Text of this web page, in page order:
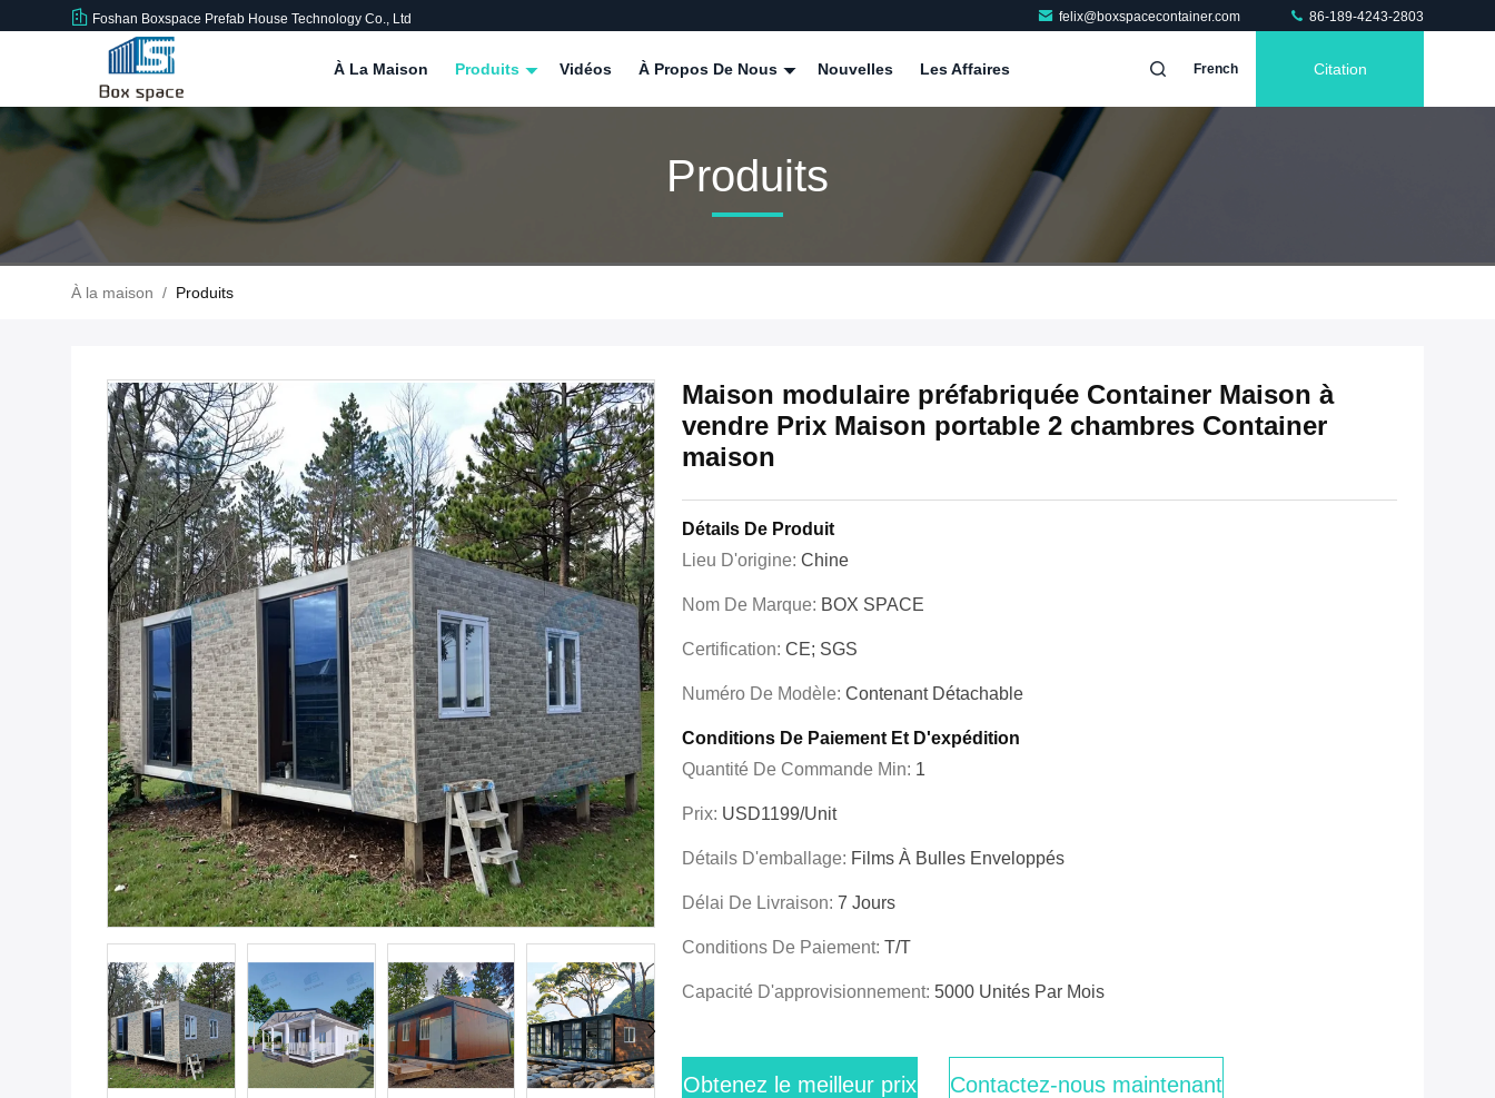
Foshan Boxspace Prefab House Technology Co., Ltd felix@boxspacecontainer.com 86-189-4243-2803
À La Maison Produits Vidéos À Propos De Nous Nouvelles Les Affaires French Citation
Produits
À la maison / Produits
Maison modulaire préfabriquée Container Maison à
vendre Prix Maison portable 2 chambres Container
maison
Détails De Produit
Lieu D'origine: Chine
Nom De Marque: BOX SPACE
Certification: CE; SGS
Numéro De Modèle: Contenant Détachable
Conditions De Paiement Et D'expédition
Quantité De Commande Min: 1
Prix: USD1199/unit
Détails D'emballage: Films À Bulles Enveloppés
Délai De Livraison: 7 Jours
Conditions De Paiement: T/T
Capacité D'approvisionnement: 5000 Unités Par Mois
Obtenez le meilleur prix Contactez-nous maintenant